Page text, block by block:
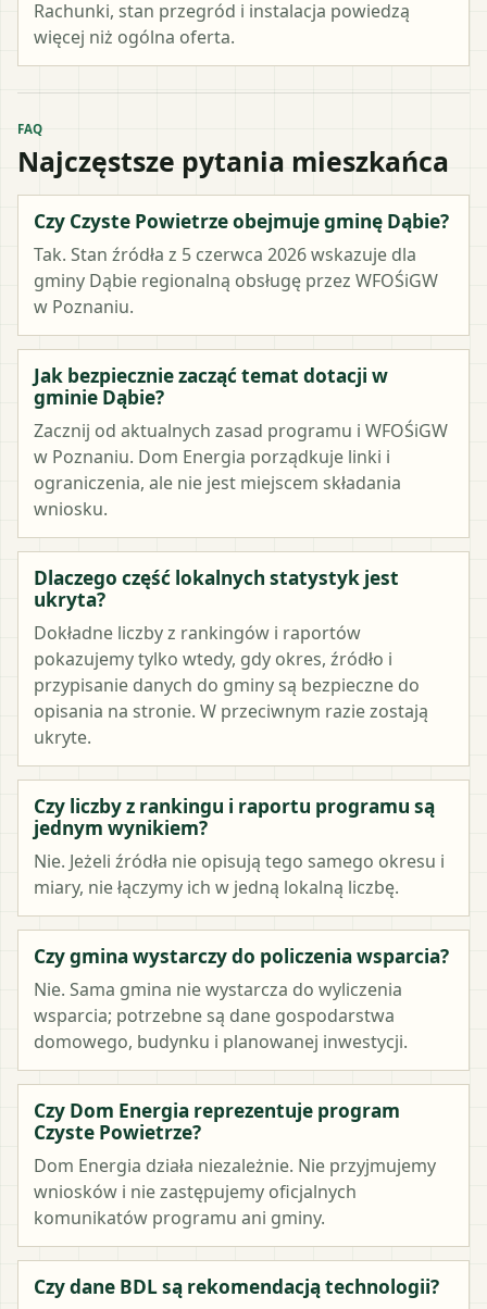
Rachunki, stan przegród i instalacja powiedzą
więcej niż ogólna oferta.
FAQ
Najczęstsze pytania mieszkańca
Czy Czyste Powietrze obejmuje gminę Dąbie?
Tak. Stan źródła z 5 czerwca 2026 wskazuje dla
gminy Dąbie regionalną obsługę przez WFOŚiGW
w Poznaniu.
Jak bezpiecznie zacząć temat dotacji w
gminie Dąbie?
Zacznij od aktualnych zasad programu i WFOŚiGW
w Poznaniu. Dom Energia porządkuje linki i
ograniczenia, ale nie jest miejscem składania
wniosku.
Dlaczego część lokalnych statystyk jest
ukryta?
Dokładne liczby z rankingów i raportów
pokazujemy tylko wtedy, gdy okres, źródło i
przypisanie danych do gminy są bezpieczne do
opisania na stronie. W przeciwnym razie zostają
ukryte.
Czy liczby z rankingu i raportu programu są
jednym wynikiem?
Nie. Jeżeli źródła nie opisują tego samego okresu i
miary, nie łączymy ich w jedną lokalną liczbę.
Czy gmina wystarczy do policzenia wsparcia?
Nie. Sama gmina nie wystarcza do wyliczenia
wsparcia; potrzebne są dane gospodarstwa
domowego, budynku i planowanej inwestycji.
Czy Dom Energia reprezentuje program
Czyste Powietrze?
Dom Energia działa niezależnie. Nie przyjmujemy
wniosków i nie zastępujemy oficjalnych
komunikatów programu ani gminy.
Czy dane BDL są rekomendacją technologii?